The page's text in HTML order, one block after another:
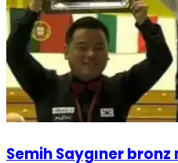
Semih Saygıner